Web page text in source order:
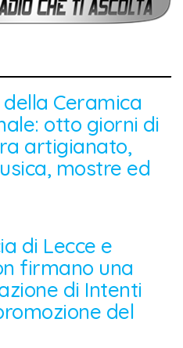
Ceramica
otto giorni di
artigianato,
mostre ed
di Lecce e
firmano una
di Intenti
del